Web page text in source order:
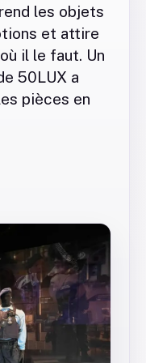
les objets
et attire
il le faut. Un
50LUX a
pièces en